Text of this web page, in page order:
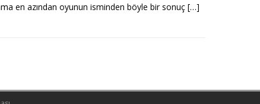
en azından oyunun isminden böyle bir sonuç […]